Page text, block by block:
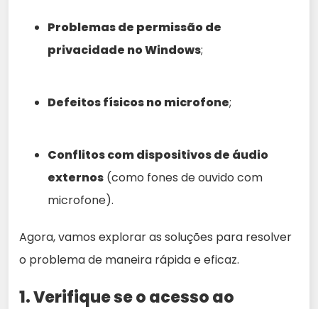
Problemas de permissão de
privacidade no Windows;
Defeitos físicos no microfone;
Conflitos com dispositivos de áudio
externos (como fones de ouvido com
microfone).
Agora, vamos explorar as soluções para resolver
o problema de maneira rápida e eficaz.
1. Verifique se o acesso ao